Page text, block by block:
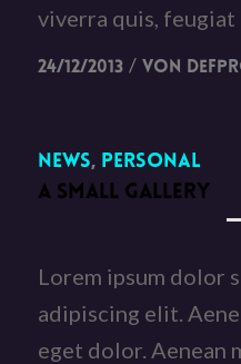
viverra quis, feugiat
24/12/2013 / von
News, Personal
A SMALL GALLERY
Lorem ipsum dolor
adipiscing elit.
eget dolor. Aenean